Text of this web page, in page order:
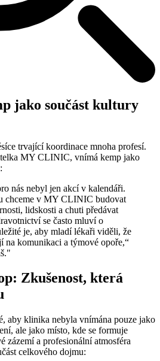
jako součást kultury
trvající koordinace mnoha profesí.
MY CLINIC, vnímá kemp jako
nás nebyl jen akcí v kalendáři.
chceme v MY CLINIC budovat
lidskosti a chuti předávat
se často mluví o
je, aby mladí lékaři viděli, že
na komunikaci a týmové opoře,“
Zkušenost, která
aby klinika nebyla vnímána pouze jako
ale jako místo, kde se formuje
zázemí a profesionální atmosféra
celkového dojmu: